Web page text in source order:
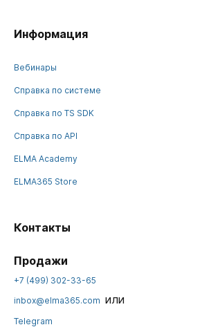
Информация
Вебинары
Справка по системе
Справка по TS SDK
Справка по API
ELMA Academy
ELMA365 Store
Контакты
Продажи
+7 (499) 302-33-65
inbox@elma365.com или
Telegram